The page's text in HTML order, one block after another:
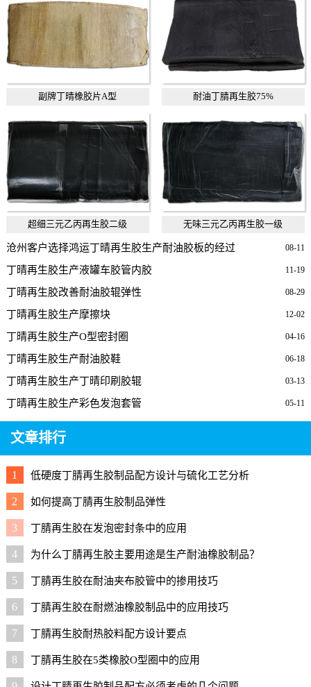
副牌丁晴橡胶片A型 耐油丁腈再生胶75%
超细三元乙丙再生胶二级 无味三元乙丙再生胶一级
08-11
沧州客户选择鸿运丁晴再生胶生产耐油胶板的经过
11-19
丁晴再生胶生产液罐车胶管内胶
08-29
丁晴再生胶改善耐油胶辊弹性
12-02
丁晴再生胶生产摩擦块
04-16
丁晴再生胶生产O型密封圈
06-18
丁晴再生胶生产耐油胶鞋
03-13
丁晴再生胶生产丁晴印刷胶辊
05-11
丁晴再生胶生产彩色发泡套管
文章排行
1 低硬度丁腈再生胶制品配方设计与硫化工艺分析
2 如何提高丁腈再生胶制品弹性
3 丁腈再生胶在发泡密封条中的应用
4 为什么丁腈再生胶主要用途是生产耐油橡胶制品？
5 丁腈再生胶在耐油夹布胶管中的掺用技巧
6 丁腈再生胶在耐燃油橡胶制品中的应用技巧
7 丁腈再生胶耐热胶料配方设计要点
8 丁腈再生胶在5类橡胶O型圈中的应用